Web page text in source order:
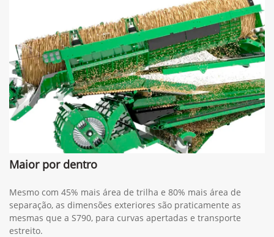
Maior por dentro
Mesmo com 45% mais área de trilha e 80% mais área de
separação, as dimensões exteriores são praticamente as
mesmas que a S790, para curvas apertadas e transporte
estreito.